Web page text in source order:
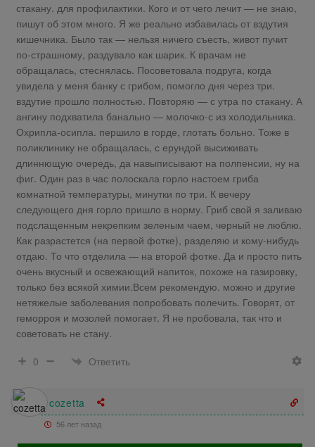
стакану. для профилактики. Кого и от чего лечит — не знаю,
пишут об этом много. Я же реально избавилась от вздутия
кишечника. Было так — нельзя ничего съесть, живот пучит
по-страшному, раздувало как шарик. К врачам не
обращалась, стеснялась. Посоветовала подруга, когда
увидела у меня банку с грибом, помогло дня через три.
вздутие прошло полностью. Повторяю — с утра по стакану. А
ангину подхватила банально — молочко-с из холодильника.
Охрипла-осипла. першило в горде, глотать больно. Тоже в
поликлинику не обращалась, с ерундой высиживать
длиннющую очередь, да навыписывают на полпенсии, ну на
фиг. Один раз в час полоскала горло настоем гриба
комнатной температуры, минутки по три. К вечеру
следующего дня горло пришло в норму. Гриб свой я заливаю
подслащенным некрепким зеленым чаем, черный не люблю.
Как разрастется (на первой фотке), разделяю и кому-нибудь
отдаю. То что отделила — на второй фотке. Да и просто пить
очень вкусный и освежающий напиток, похоже на газировку,
только без всякой химии.Всем рекомендую. можно и другие
нетяжелые заболевания попробовать полечить. Говорят, от
геморроя и мозолей помогает. Я не пробовала, так что и
советовать не стану.
0
Ответить
cozetta
56 лет назад